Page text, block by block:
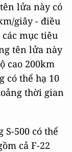
lửa này có
giây - điều
mục tiêu
tên lửa này
cao 200km
có thể hạ 10
thời gian
S-500 có thể
cả F-22